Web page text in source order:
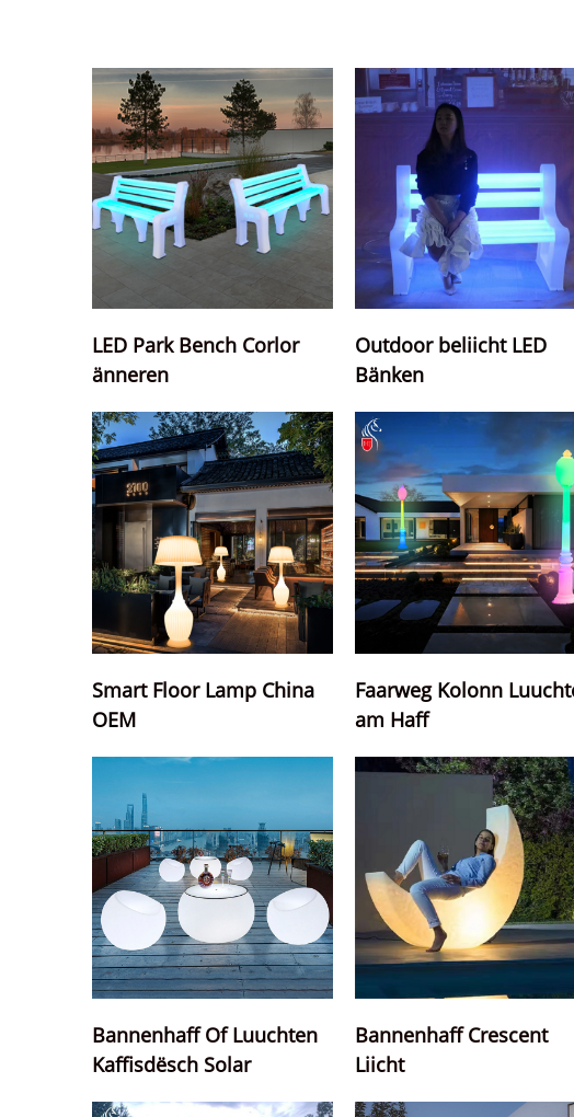
LED Park Bench Corlor
änneren
Smart Floor Lamp China
OEM
Bannenhaff Of Luuchten
Kaffisdësch Solar
Outdoor beliicht LED
Bänken
Faarweg Kolonn
am Haff
Bannenhaff Crescent
Liicht